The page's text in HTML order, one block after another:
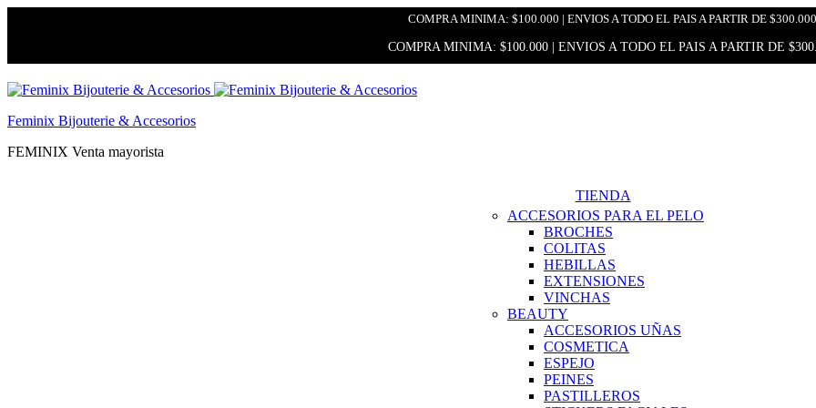
COMPRA MINIMA: $100.000 | ENVIOS A TODO EL PAIS A PARTIR DE $300.000
COMPRA MINIMA: $100.000 | ENVIOS A TODO EL PAIS A PARTIR DE
Feminix Bijouterie & Accesorios
FEMINIX Venta mayorista
TIENDA
ACCESORIOS PARA EL PELO
BROCHES
COLITAS
HEBILLAS
EXTENSIONES
VINCHAS
BEAUTY
ACCESORIOS UÑAS
COSMETICA
ESPEJO
PEINES
PASTILLEROS